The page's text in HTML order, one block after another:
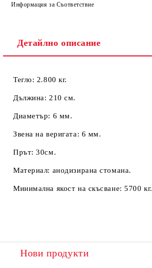
Информация за Съответствие
Детайлно описание
Тегло: 2.800 кг.
Дължина: 210 см.
Диаметър: 6 мм.
Звена на веригата: 6 мм.
Прът: 30см.
Материал: анодизирана стомана.
Минимална якост на скъсване: 5700 кг.
Нови продукти